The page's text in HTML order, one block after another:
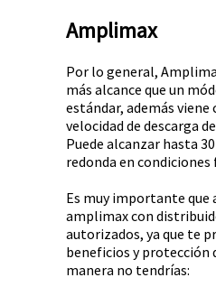
Amplimax
Por lo general,
más alcance que un
estándar, además viene
velocidad de descarga
Puede alcanzar hasta
redonda en condiciones
Es muy importante que
amplimax con
autorizados, ya que te
beneficios y protección
manera no tendrías: